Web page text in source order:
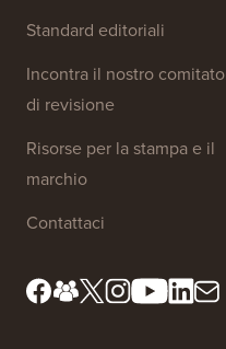
Standard editoriali
Incontra il nostro comitato
di revisione
Risorse per la stampa e il
marchio
Contattaci